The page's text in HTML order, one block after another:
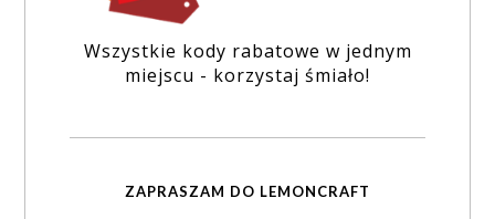
Wszystkie kody rabatowe w jednym
miejscu - korzystaj śmiało!
ZAPRASZAM DO LEMONCRAFT